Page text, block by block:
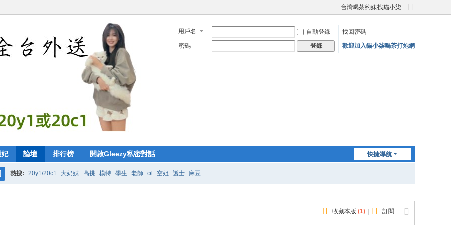
台灣喝茶約妹找貓小柒
切
寬
用戶名 自動登錄
找回密碼
密碼
登錄 歡迎加入貓小柒喝茶打炮網
快捷導航
論壇 排行榜 開啟Gleezy私密對話
熱搜: 20y1/20c1 大奶妹 高挑 模特 學生 老師 ol 空姐 護士 麻豆
收藏本版 (1) 訂閱